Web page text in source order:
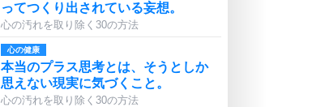
ってつくり出されている妄想。
心の汚れを取り除く30の方法
心の健康
本当のプラス思考とは、そうとしか
思えない現実に気づくこと。
心の汚れを取り除く30の方法